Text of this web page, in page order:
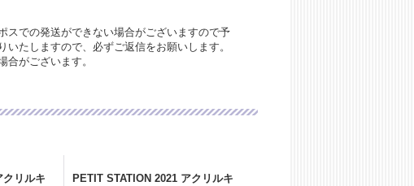
スでの発送ができない場合がございますので予
たしますので、必ずご返信をお願いします。
がございます。
クリルキ
PETIT STATION 2021 アクリルキ